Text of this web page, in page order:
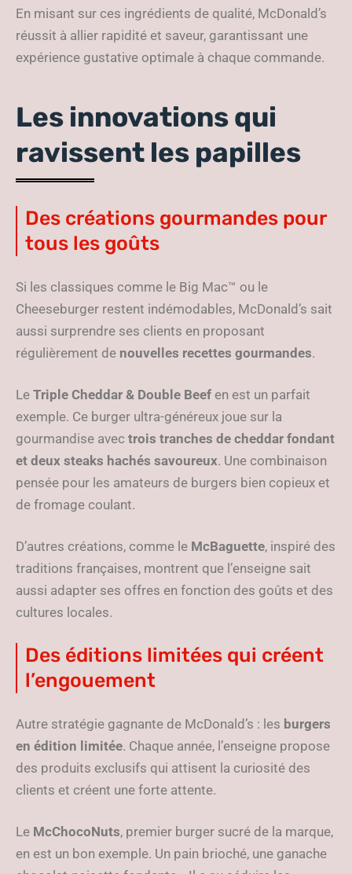
En misant sur ces ingrédients de qualité, McDonald’s
réussit à allier rapidité et saveur, garantissant une
expérience gustative optimale à chaque commande.
Les innovations qui
ravissent les papilles
Des créations gourmandes pour
tous les goûts
Si les classiques comme le Big Mac™ ou le
Cheeseburger restent indémodables, McDonald’s sait
aussi surprendre ses clients en proposant
régulièrement de nouvelles recettes gourmandes.
Le Triple Cheddar & Double Beef en est un parfait
exemple. Ce burger ultra-généreux joue sur la
gourmandise avec trois tranches de cheddar fondant
et deux steaks hachés savoureux. Une combinaison
pensée pour les amateurs de burgers bien copieux et
de fromage coulant.
D’autres créations, comme le McBaguette, inspiré des
traditions françaises, montrent que l’enseigne sait
aussi adapter ses offres en fonction des goûts et des
cultures locales.
Des éditions limitées qui créent
l’engouement
Autre stratégie gagnante de McDonald’s : les burgers
en édition limitée. Chaque année, l’enseigne propose
des produits exclusifs qui attisent la curiosité des
clients et créent une forte attente.
Le McChocoNuts, premier burger sucré de la marque,
en est un bon exemple. Un pain brioché, une ganache